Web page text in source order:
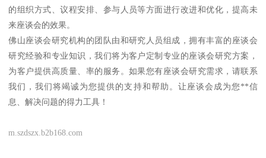
的组织方式、议程安排、参与人员等方面进行改进和优化，提高未
来座谈会的效果。
佛山座谈会研究机构的团队由和研究人员组成，拥有丰富的座谈会
研究经验和专业知识，我们将为客户定制专业的座谈会研究方案，
为客户提供高质量、率的服务。如果您有座谈会研究需求，请联系
我们，我们将竭诚为您提供的支持和帮助。让座谈会成为您**信
息、解决问题的得力工具！
m.szdszx.b2b168.com